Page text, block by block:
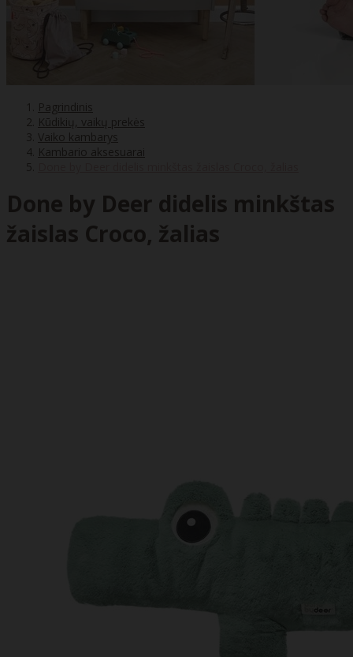
Pagrindinis
Kūdikių, vaikų prekės
Vaiko kambarys
Kambario aksesuarai
Done by Deer didelis minkštas
žaislas Croco, žalias